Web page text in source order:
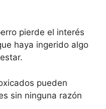
pierde el interés
haya ingerido algo
pueden
sin ninguna razón